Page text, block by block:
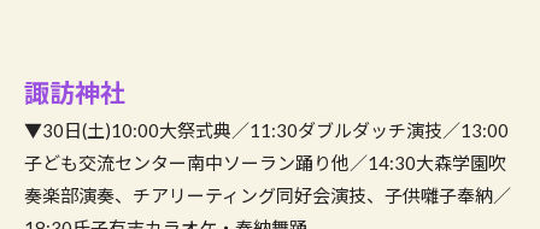
諏訪神社
▼30日(土)10:00大祭式典／11:30ダブルダッチ演技／13:00
子ども交流センター南中ソーラン踊り他／14:30大森学園吹
奏楽部演奏、チアリーティング同好会演技、子供囃子奉納／